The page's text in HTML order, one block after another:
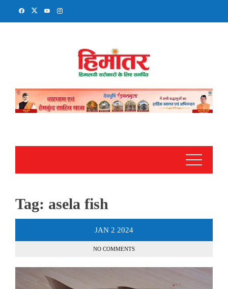
Tag: asela fish
JAN 2 2024
NO COMMENTS